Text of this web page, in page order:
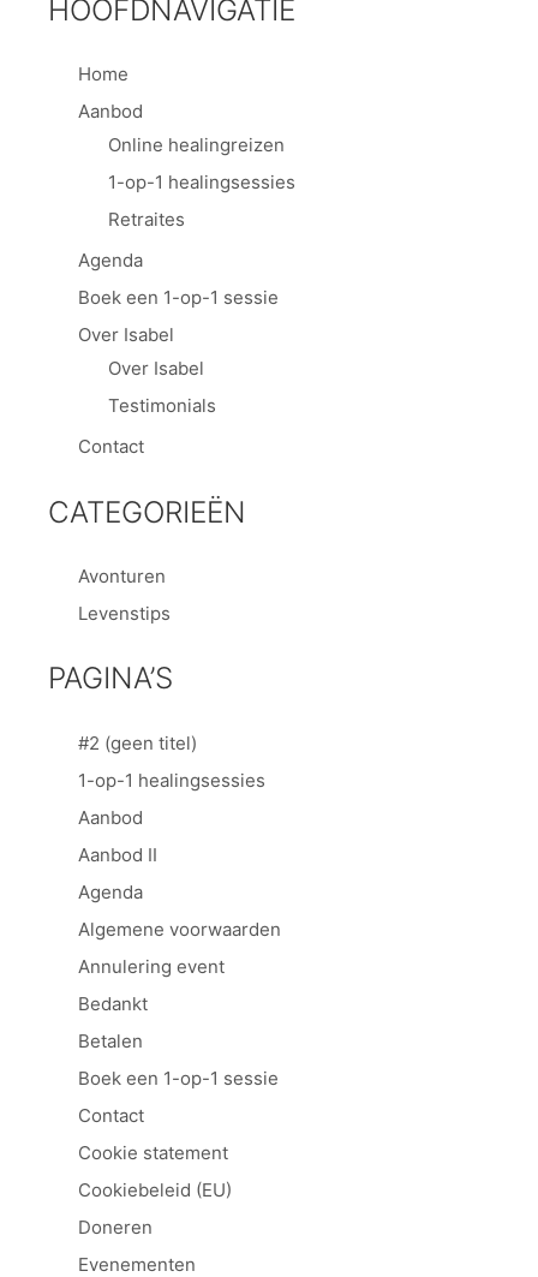
HOOFDNAVIGATIE
Home
Aanbod
Online healingreizen
1-op-1 healingsessies
Retraites
Agenda
Boek een 1-op-1 sessie
Over Isabel
Over Isabel
Testimonials
Contact
CATEGORIEËN
Avonturen
Levenstips
PAGINA’S
#2 (geen titel)
1-op-1 healingsessies
Aanbod
Aanbod II
Agenda
Algemene voorwaarden
Annulering event
Bedankt
Betalen
Boek een 1-op-1 sessie
Contact
Cookie statement
Cookiebeleid (EU)
Doneren
Evenementen